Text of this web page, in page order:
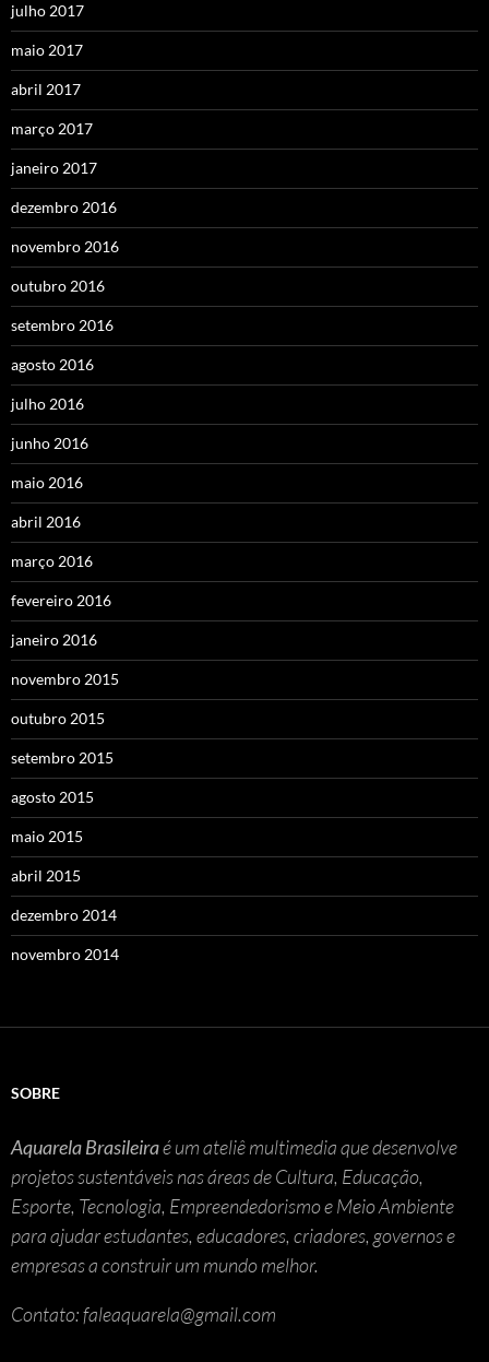
julho 2017
maio 2017
abril 2017
março 2017
janeiro 2017
dezembro 2016
novembro 2016
outubro 2016
setembro 2016
agosto 2016
julho 2016
junho 2016
maio 2016
abril 2016
março 2016
fevereiro 2016
janeiro 2016
novembro 2015
outubro 2015
setembro 2015
agosto 2015
maio 2015
abril 2015
dezembro 2014
novembro 2014
SOBRE
Aquarela Brasileiraé um ateliê multimedia que desenvolve
projetos sustentáveis nas áreas de Cultura, Educação,
Esporte, Tecnologia, Empreendedorismo e Meio Ambiente
para ajudar estudantes, educadores, criadores, governos e
empresas a construir um mundo melhor.
Contato: faleaquarela@gmail.com